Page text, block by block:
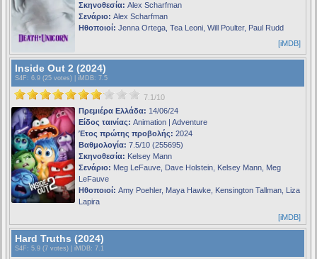
Σκηνοθεσία: Alex Scharfman
Σενάριο: Alex Scharfman
Ηθοποιοί: Jenna Ortega, Tea Leoni, Will Poulter, Paul Rudd
[iMDB]
Inside Out 2 (2024)
S4F : 6.9 (25 votes) | iMDB: 7.5
7.1/10
Πρεμιέρα Ελλάδα: 14/06/24
Είδος ταινίας: Animation | Adventure
Έτος πρώτης προβολής: 2024
Βαθμολογία: 7.5/10 (255695)
Σκηνοθεσία: Kelsey Mann
Σενάριο: Meg LeFauve, Dave Holstein, Kelsey Mann, Meg
LeFauve
Ηθοποιοί: Amy Poehler, Maya Hawke, Kensington Tallman, Liza
Lapira
[iMDB]
Hard Truths (2024)
S4F : 5.9 (7 votes) | iMDB: 7.1